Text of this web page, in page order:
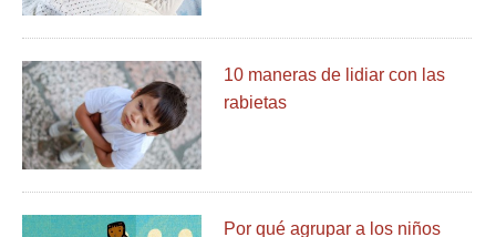
10 maneras de lidiar con las
rabietas
Por qué agrupar a los niños